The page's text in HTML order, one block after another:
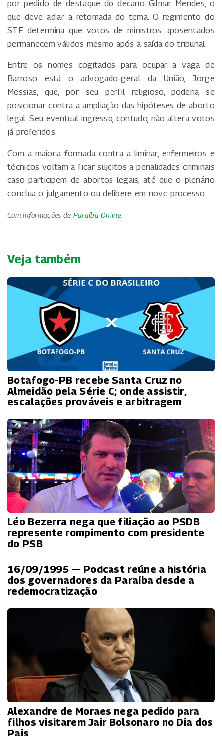
por pedido de destaque do decano Gilmar Mendes, o
que deve adiar a retomada do tema. O regimento do
STF determina que votos de ministros aposentados
permanecem válidos mesmo após a saída do tribunal.
Entre os nomes cogitados para ocupar a vaga de
Barroso está o advogado-geral da União, Jorge
Messias, que, por seu perfil religioso, poderia se
posicionar contra a ampliação das hipóteses de aborto
legal. Seu eventual ingresso, contudo, não altera votos
já proferidos.
Com a maioria formada contra a liminar, enfermeiros e
técnicos voltam a ficar sujeitos a penalidades criminais
caso participem de abortos legais, até que o plenário
conclua o julgamento ou delibere em novo processo.
Com informações de Paraíba Online
Veja também
Botafogo-PB recebe Santa Cruz no
Almeidão pela Série C; onde assistir,
escalações prováveis e arbitragem
Léo Bezerra nega que filiação ao PSDB
represente rompimento com presidente
do PSB
16/09/1995 — Podcast reúne a história
dos governadores da Paraíba desde a
redemocratização
Alexandre de Moraes nega pedido para
filhos visitarem Jair Bolsonaro no Dia dos
Pais